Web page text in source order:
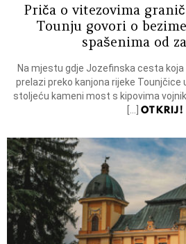
Priča o vitezovima
Tounju govori o
spašenima od
Na mjestu gdje Jozefinska cesta koja
prelazi preko kanjona rijeke Tounjčice
stoljeću kameni most s kipovima
[…] OTKRIJ!